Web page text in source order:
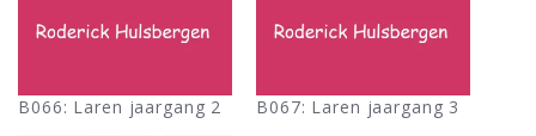
B066: Laren jaargang 2 B067: Laren jaargang 3